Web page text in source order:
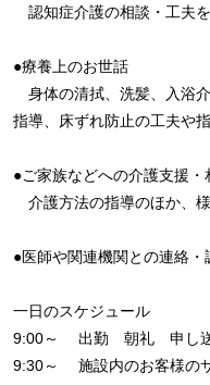
認知症介護の相談・工夫を
●療養上のお世話
身体の清拭、洗髪、入浴
指導、床ずれ防止の工夫や
●ご家族などへの介護支援・
介護方法の指導のほか、様
●医師や関連機関との連絡・
一日のスケジュール
9:00～ 出勤 朝礼 申し
9:30～ 施設内のお客様の